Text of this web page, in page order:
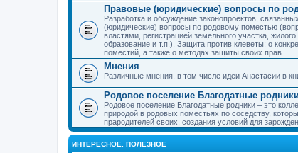
Правовые (юридические) вопросы по
Разработка и обсуждение законопроектов,
(юридические) вопросы по родовому поместью
властями, регистрацией земельного участка,
образование и т.п.). Защита против клеветы: о
поместий, а также о методах защиты своих прав.
Мнения
Различные мнения, в том числе идеи Анастасии в
Родовое поселение Благодатные
Родовое поселение Благодатные родники – это
природой в родовых поместьях по соседству,
прародителей своих, создания условий для
ИНТЕРЕСНОЕ. ПОЛЕЗНОЕ